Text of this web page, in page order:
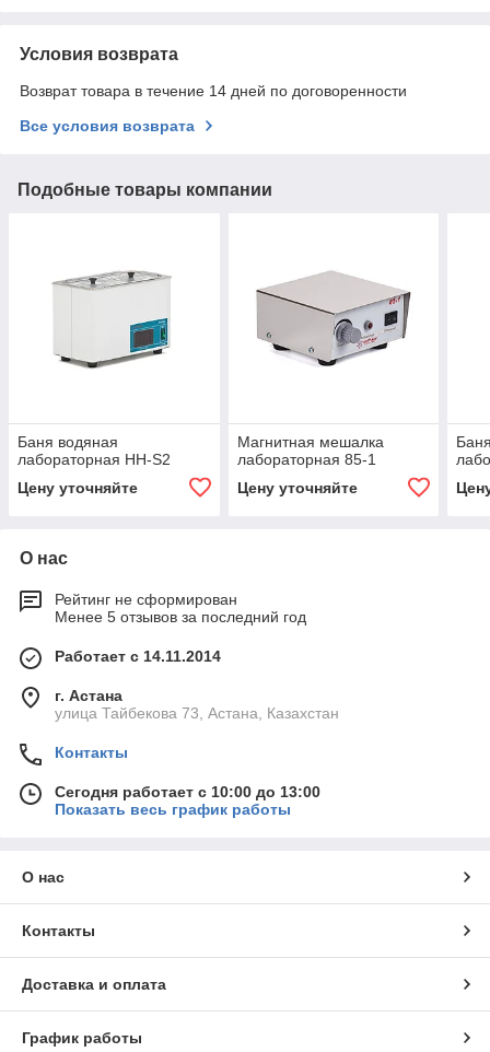
Условия возврата
Возврат товара в течение 14 дней по договоренности
Все условия возврата
Подобные товары компании
Баня водяная
лабораторная HH-S2
Цену уточняйте
Магнитная мешалка
лабораторная 85-1
Цену уточняйте
О нас
Рейтинг не сформирован
Менее 5 отзывов за последний год
Работает с 14.11.2014
г. Астана
улица Тайбекова 73, Астана, Казахстан
Контакты
Сегодня работает с 10:00 до 13:00
Показать весь график работы
О нас
Контакты
Доставка и оплата
График работы